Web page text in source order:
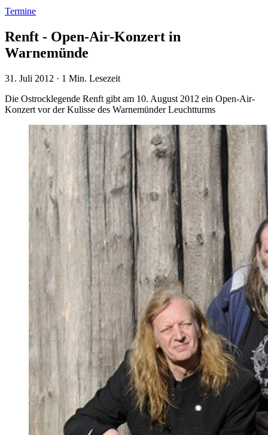
Termine
Renft - Open-Air-Konzert in
Warnemünde
31. Juli 2012 · 1 Min. Lesezeit
Die Ostrocklegende Renft gibt am 10. August 2012 ein Open-Air-
Konzert vor der Kulisse des Warnemünder Leuchtturms